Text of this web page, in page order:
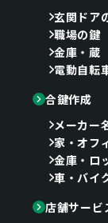
玄関ドア
職場の鍵
金庫・蔵
電動自転
合鍵作成
メーカー
家・オフ
金庫・ロ
車・バイ
店舗サービ